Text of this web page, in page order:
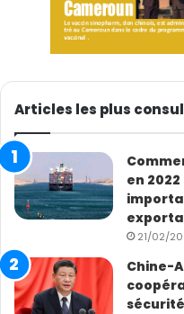
Articles les plus
en
21/02/
Chine-
sécurité